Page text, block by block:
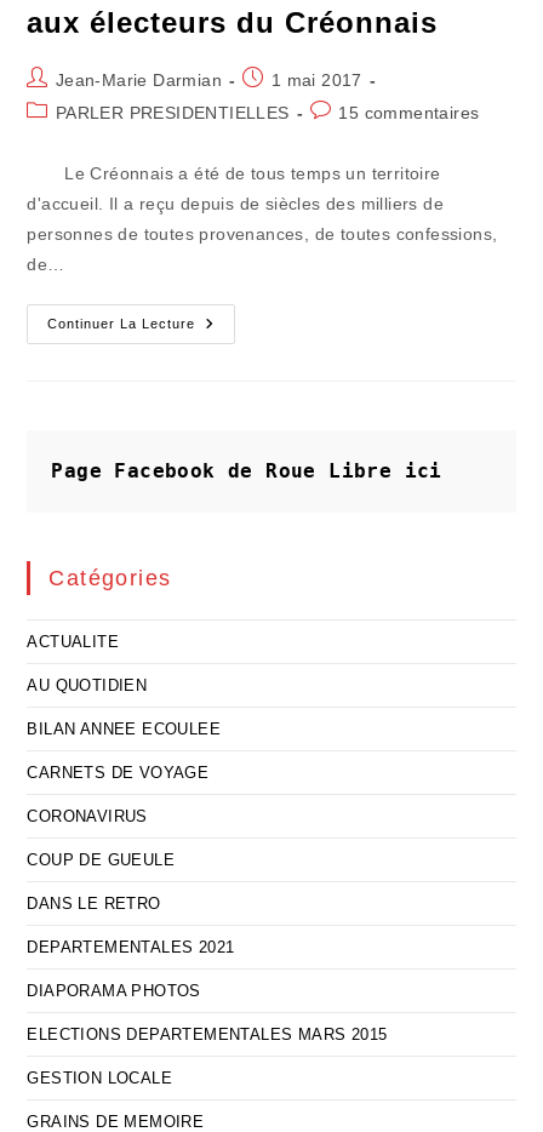
aux électeurs du Créonnais
Auteur/autrice
de
Jean-Marie Darmian
Publication
publiée :
1 mai 2017
PostPARLER PRESIDENTIELLES
Commentaires
publication :
15 commentaires
Le Créonnais a été de tous temps un territoire
d'accueil. Il a reçu depuis de siècles des milliers de
personnes de toutes provenances, de toutes confessions,
de…
Continuer La Lecture
Lettre
Ouverte
Créonnais
Page Facebook de Roue Libre ici
Catégories
ACTUALITE
AU QUOTIDIEN
BILAN ANNEE ECOULEE
CARNETS DE VOYAGE
CORONAVIRUS
COUP DE GUEULE
DANS LE RETRO
DEPARTEMENTALES 2021
DIAPORAMA PHOTOS
ELECTIONS DEPARTEMENTALES MARS 2015
GESTION LOCALE
GRAINS DE MEMOIRE